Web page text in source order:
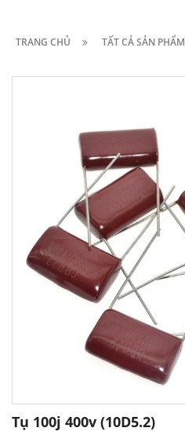
TRANG CHỦ TẤT CẢ SẢN PHẨM
Tụ 100j 400v (10D5.2)